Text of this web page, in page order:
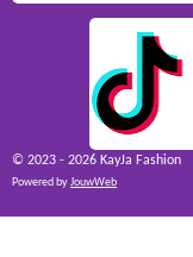
© 2023 - 2026 KayJa Fashion
Powered byJouwWeb